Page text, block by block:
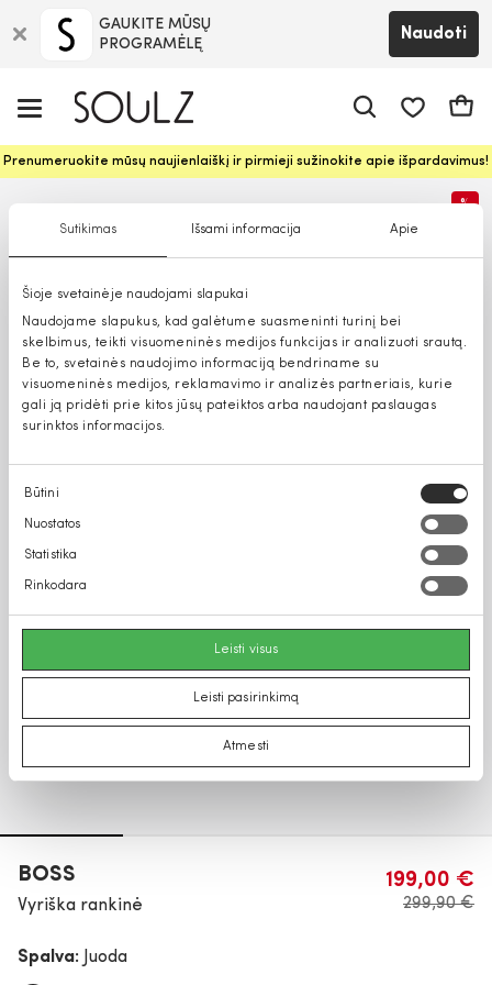
Sutikimas Išsami informacija Apie
Šioje svetainėje naudojami slapukai
Naudojame slapukus, kad galėtume suasmeninti turinį bei
skelbimus, teikti visuomeninės medijos funkcijas ir analizuoti srautą.
Be to, svetainės naudojimo informaciją bendriname su
visuomeninės medijos, reklamavimo ir analizės partneriais, kurie
gali ją pridėti prie kitos jūsų pateiktos arba naudojant paslaugas
surinktos informacijos.
Sutikimo
pasirinkimas
Būtini
Nuostatos
Statistika
Rinkodara
Leisti visus
Leisti pasirinkimą
Atmesti
GAUKITE MŪSŲ
PROGRAMĖLĘ
Naudoti
Prenumeruokite mūsų naujienlaiškį ir pirmieji sužinokite apie išpardavimus!
%
BOSS
Vyriška rankinė
199,00 €
299,90 €
Spalva:
Juoda